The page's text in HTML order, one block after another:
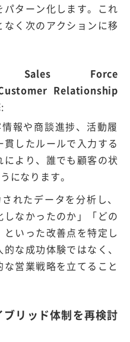
ターン化します。これ
く次のアクションに移
Force
Relationship
:
報や商談進捗、活動履
したルールで入力する
より、誰でも顧客の状
になります。
れたデータを分析し、
しなかったのか」「どの
といった改善点を特定し
な成功体験ではなく、
営業戦略を立てること
リッド体制を再検討